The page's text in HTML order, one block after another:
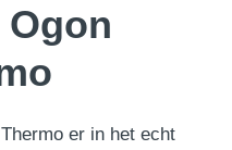
er in het echt